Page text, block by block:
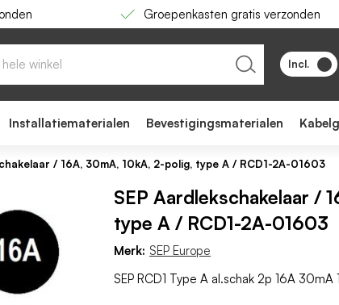
Groepenkasten gratis verzonden
Incl.
Installatiematerialen Bevestigingsmaterialen
/ 16A, 30mA, 10kA, 2-polig, type A / RCD1-2A-01603
SEP Aardlekschakelaar /
type A / RCD1-2A-01603
2A-01603
Merk: SEP Europe
SEP RCD1 Type A al.schak 2p 16A 30mA